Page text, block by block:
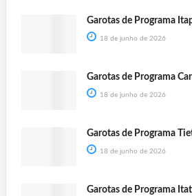
Garotas de Programa
18 de junho de 2026
Garotas de Programa
18 de junho de 2026
Garotas de Programa
18 de junho de 2026
Garotas de Programa